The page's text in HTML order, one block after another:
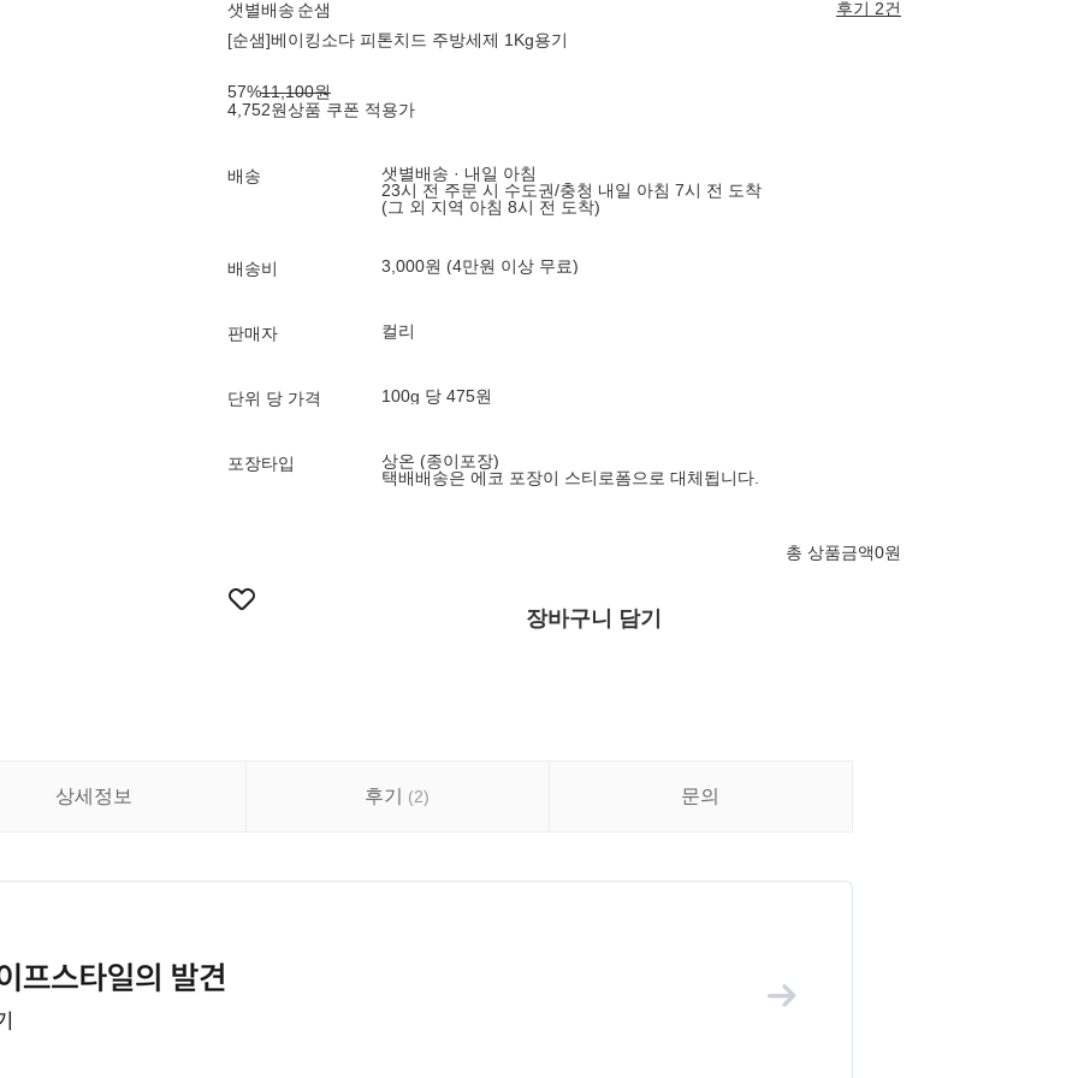
샛별배송 순샘
후기 2건
[순샘]베이킹소다 피톤치드 주방세제 1Kg용기
57%11,100원
4,752원상품 쿠폰 적용가
배송
샛별배송 · 내일 아침
23시 전 주문 시 수도권/충청 내일 아침 7시 전 도착
(그 외 지역 아침 8시 전 도착)
배송비 3,000원 (4만원 이상 무료)
판매자 컬리
단위 당 가격 100g 당 475원
포장타입
상온 (종이포장)
택배배송은 에코 포장이 스티로폼으로 대체됩니다.
총 상품금액0원
장바구니 담기
상세정보 후기 (2) 문의